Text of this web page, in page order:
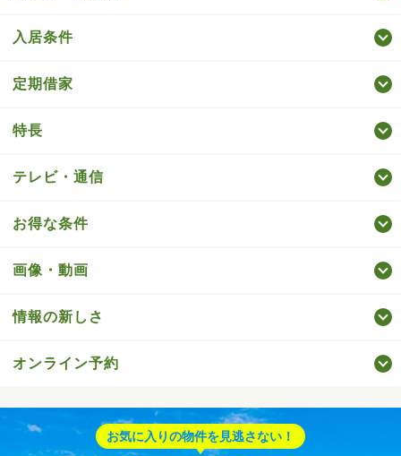
入居条件
定期借家
特長
テレビ・通信
お得な条件
画像・動画
情報の新しさ
オンライン予約
お気に入りの物件を見逃さない！